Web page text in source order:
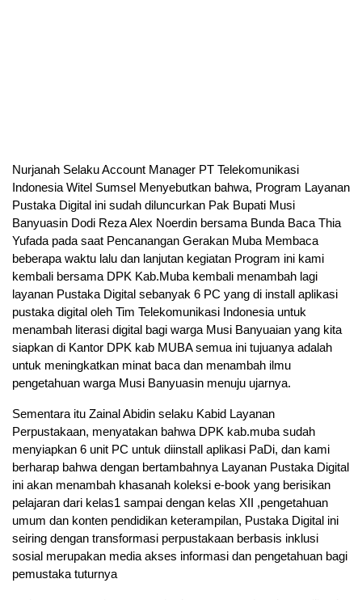
Nurjanah Selaku Account Manager PT Telekomunikasi
Indonesia Witel Sumsel Menyebutkan bahwa, Program Layanan
Pustaka Digital ini sudah diluncurkan Pak Bupati Musi
Banyuasin Dodi Reza Alex Noerdin bersama Bunda Baca Thia
Yufada pada saat Pencanangan Gerakan Muba Membaca
beberapa waktu lalu dan lanjutan kegiatan Program ini kami
kembali bersama DPK Kab.Muba kembali menambah lagi
layanan Pustaka Digital sebanyak 6 PC yang di install aplikasi
pustaka digital oleh Tim Telekomunikasi Indonesia untuk
menambah literasi digital bagi warga Musi Banyuaian yang kita
siapkan di Kantor DPK kab MUBA semua ini tujuanya adalah
untuk meningkatkan minat baca dan menambah ilmu
pengetahuan warga Musi Banyuasin menuju ujarnya.
Sementara itu Zainal Abidin selaku Kabid Layanan
Perpustakaan, menyatakan bahwa DPK kab.muba sudah
menyiapkan 6 unit PC untuk diinstall aplikasi PaDi, dan kami
berharap bahwa dengan bertambahnya Layanan Pustaka Digital
ini akan menambah khasanah koleksi e-book yang berisikan
pelajaran dari kelas1 sampai dengan kelas XII ,pengetahuan
umum dan konten pendidikan keterampilan, Pustaka Digital ini
seiring dengan transformasi perpustakaan berbasis inklusi
sosial merupakan media akses informasi dan pengetahuan bagi
pemustaka tuturnya